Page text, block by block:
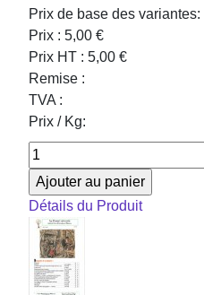
Prix de base des variantes:
Prix : 5,00 €
Prix HT : 5,00 €
Remise :
TVA :
Prix / Kg:
Détails du Produit